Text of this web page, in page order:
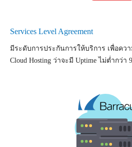
Services Level Agreement
มีระดับการประกันการให้บริการ เพื่อคว
Cloud Hosting ว่าจะมี Uptime ไม่ต่ำกว่า